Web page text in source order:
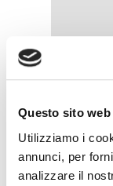
Questo sito
Utilizziamo i
annunci, per
analizzare il